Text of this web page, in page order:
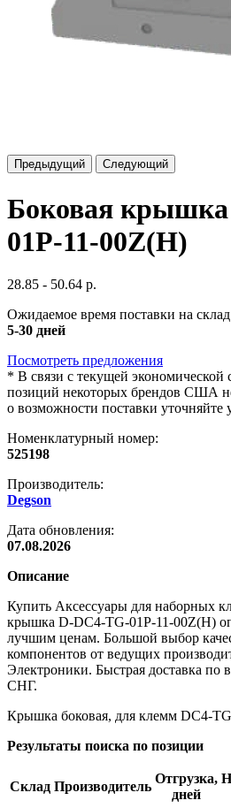
Предыдущий Следующий
Боковая
01P-11-00Z(H)
28.85 - 50.64 р.
Ожидаемое время поставки на
5-30 дней
Посмотреть предложения
* В связи с текущей экономической
позиций некоторых брендов США
о возможности поставки уточняйте
Номенклатурный номер:
525198
Производитель:
Degson
Дата обновления:
07.08.2026
Описание
Купить Аксессуары для наборных
крышка D-DC4-TG-01P-11-00Z(H)
лучшим ценам. Большой выбор
компонентов от ведущих
Электроники. Быстрая доставка по
СНГ.
Крышка боковая, для клемм DC4-
Результаты поиска по позиции
Склад Производитель
Отгрузка,
дней